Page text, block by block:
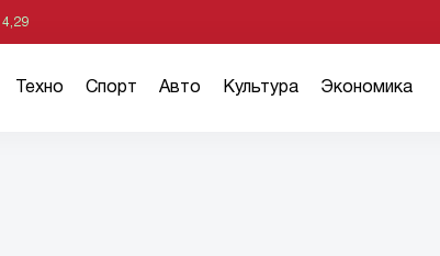
4,29
Техно Спорт Авто Культура Экономика